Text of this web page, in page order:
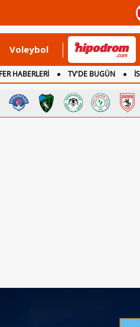
Voleybol
HABERLERİ TV'DE BUGÜN